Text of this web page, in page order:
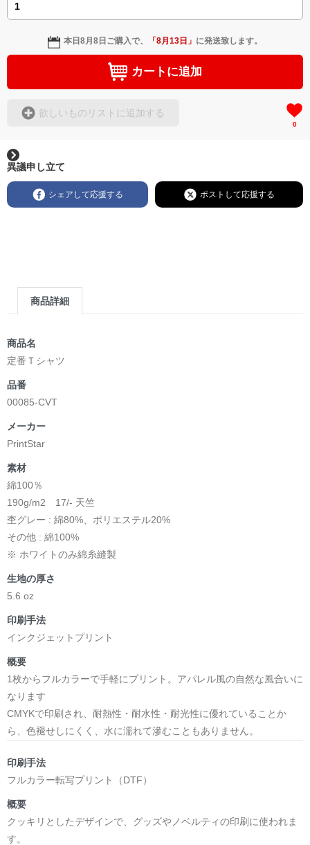
本日8月8日 ご購入で、 「8月13日 」 に発送致します。
カートに追加
欲しいものリストに追加する
0
異議申し立て
シェアして応援する ポストして応援する
商品詳細
商品名
定番Ｔシャツ
品番
00085-CVT
メーカー
PrintStar
素材
綿100％
190g/m2 17/- 天竺
杢グレー : 綿80%、ポリエステル20%
その他 : 綿100%
※ ホワイトのみ綿糸縫製
生地の厚さ
5.6 oz
印刷手法
インクジェットプリント
概要
1枚からフルカラーで手軽にプリント。アパレル風の自然な風合いに
なります
CMYKで印刷され、耐熱性・耐水性・耐光性に優れていることか
ら、色褪せしにくく、水に濡れて滲むこともありません。
印刷手法
フルカラー転写プリント（DTF）
概要
クッキリとしたデザインで、グッズやノベルティの印刷に使われま
す。